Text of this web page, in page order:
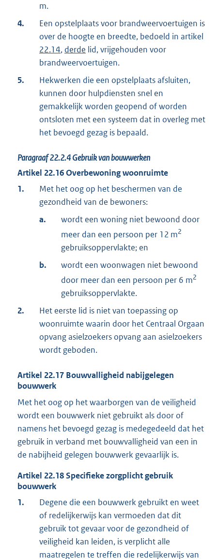
m.
4.
Een opstelplaats voor brandweervoertuigen is
over de hoogte en breedte, bedoeld in artikel
22.14, derde lid, vrijgehouden voor
brandweervoertuigen.
5.
Hekwerken die een opstelplaats afsluiten,
kunnen door hulpdiensten snel en
gemakkelijk worden geopend of worden
ontsloten met een systeem dat in overleg met
het bevoegd gezag is bepaald.
Paragraaf22.2.4Gebruik van bouwwerken
Artikel 22.16Overbewoning woonruimte
1.
Met het oog op het beschermen van de
gezondheid van de bewoners:
a.
wordt een woning niet bewoond door
meer dan een persoon per 12 m2
gebruiksoppervlakte; en
b.
wordt een woonwagen niet bewoond
door meer dan een persoon per 6 m2
gebruiksoppervlakte.
2.
Het eerste lid is niet van toepassing op
woonruimte waarin door het Centraal Orgaan
opvang asielzoekers opvang aan asielzoekers
wordt geboden.
Artikel 22.17 Bouwvalligheid nabijgelegen
bouwwerk
Met het oog op het waarborgen van de veiligheid
wordt een bouwwerk niet gebruikt als door of
namens het bevoegd gezag is medegedeeld dat het
gebruik in verband met bouwvalligheid van een in
de nabijheid gelegen bouwwerk gevaarlijk is.
Artikel 22.18Specifieke zorgplicht gebruik
bouwwerk
1.
Degene die een bouwwerk gebruikt en weet
of redelijkerwijs kan vermoeden dat dit
gebruik tot gevaar voor de gezondheid of
veiligheid kan leiden, is verplicht alle
maatregelen te treffen die redelijkerwijs van